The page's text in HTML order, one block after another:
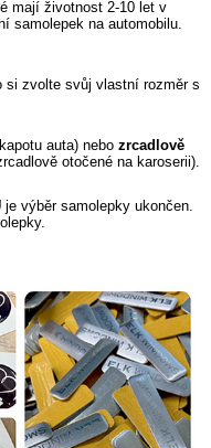
mají životnost 2-10 let v
samolepek na automobilu.
si zvolte svůj vlastní rozměr s
auta) nebo zrcadlově
otočené na karoserii).
je výběr samolepky ukončen.